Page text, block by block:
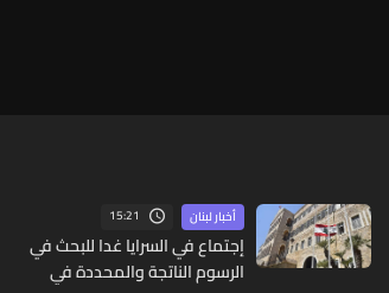
أخبار لبنان 15:21
إجتماع في السرايا غدا للبحث في
الرسوم الناتجة والمحددة في